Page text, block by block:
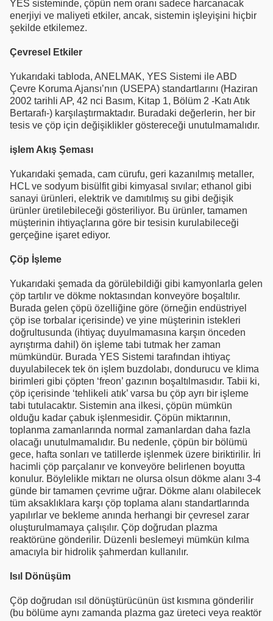
YES sisteminde, çöpün nem oranı sadece harcanacak
enerjiyi ve maliyeti etkiler, ancak, sistemin işleyişini hiçbir
şekilde etkilemez.
Çevresel Etkiler
Yukarıdaki tabloda, ANELMAK, YES Sistemi ile ABD
Çevre Koruma Ajansı’nın (USEPA) standartlarını (Haziran
2002 tarihli AP, 42 nci Basım, Kitap 1, Bölüm 2 -Katı Atık
Bertarafı-) karşılaştırmaktadır. Buradaki değerlerin, her bir
tesis ve çöp için değişiklikler göstereceği unutulmamalıdır.
işlem Akış Şeması
Yukarıdaki şemada, cam cürufu, geri kazanılmış metaller,
HCL ve sodyum bisülfit gibi kimyasal sıvılar; ethanol gibi
sanayi ürünleri, elektrik ve damıtılmış su gibi değişik
ürünler üretilebileceği gösteriliyor. Bu ürünler, tamamen
müşterinin ihtiyaçlarına göre bir tesisin kurulabileceği
gerçeğine işaret ediyor.
Çöp İşleme
Yukarıdaki şemada da görülebildiği gibi kamyonlarla gelen
çöp tartılır ve dökme noktasından konveyöre boşaltılır.
Burada gelen çöpü özelliğine göre (örneğin endüstriyel
çöp ise torbalar içerisinde) ve yine müşterinin istekleri
doğrultusunda (ihtiyaç duyulmamasına karşın önceden
ayrıştırma dahil) ön işleme tabi tutmak her zaman
mümkündür. Burada YES Sistemi tarafından ihtiyaç
duyulabilecek tek ön işlem buzdolabı, dondurucu ve klima
birimleri gibi çöpten ‘freon’ gazının boşaltılmasıdır. Tabii ki,
çöp içerisinde ‘tehlikeli atık’ varsa bu çöp ayrı bir işleme
tabi tutulacaktır. Sistemin ana ilkesi, çöpün mümkün
olduğu kadar çabuk işlenmesidir. Çöpün miktarının,
toplanma zamanlarında normal zamanlardan daha fazla
olacağı unutulmamalıdır. Bu nedenle, çöpün bir bölümü
gece, hafta sonları ve tatillerde işlenmek üzere biriktirilir. İri
hacimli çöp parçalanır ve konveyöre belirlenen boyutta
konulur. Böylelikle miktarı ne olursa olsun dökme alanı 3-4
günde bir tamamen çevrime uğrar. Dökme alanı olabilecek
tüm aksaklıklara karşı çöp toplama alanı standartlarında
yapılırlar ve bekleme anında herhangi bir çevresel zarar
oluşturulmamaya çalışılır. Çöp doğrudan plazma
reaktörüne gönderilir. Düzenli beslemeyi mümkün kılma
amacıyla bir hidrolik şahmerdan kullanılır.
Isıl Dönüşüm
Çöp doğrudan ısıl dönüştürücünün üst kısmına gönderilir
(bu bölüme aynı zamanda plazma gaz üreteci veya reaktör